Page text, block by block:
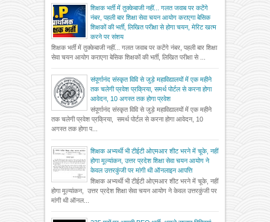
शिक्षक भर्ती में तुक्केबाजी नहीं... गलत जवाब पर कटेंगे
नंबर, पहली बार शिक्षा सेवा चयन आयोग कराएगा बेसिक
शिक्षकों की भर्ती, लिखित परीक्षा से होगा चयन, मेरिट खत्म
करने पर संशय
शिक्षक भर्ती में तुक्केबाजी नहीं... गलत जवाब पर कटेंगे नंबर, पहली बार शिक्षा
सेवा चयन आयोग कराएगा बेसिक शिक्षकों की भर्ती, लिखित परीक्षा से ...
संपूर्णानंद संस्कृत विवि से जुड़े महाविद्यालयों में एक महीने
तक चलेगी प्रवेश प्रक्रिया, समर्थ पोर्टल से करना होगा
आवेदन, 10 अगस्त तक होगा प्रवेश
संपूर्णानंद संस्कृत विवि से जुड़े महाविद्यालयों में एक महीने
तक चलेगी प्रवेश प्रक्रिया, समर्थ पोर्टल से करना होगा आवेदन, 10
अगस्त तक होगा प...
शिक्षक अभ्यर्थी भी टीईटी ओएमआर शीट भरने में चूके, नहीं
होगा मूल्यांकन, उत्तर प्रदेश शिक्षा सेवा चयन आयोग ने
केवल उत्तरकुंजी पर मांगी थी ऑनलाइन आपत्ति
शिक्षक अभ्यर्थी भी टीईटी ओएमआर शीट भरने में चूके, नहीं
होगा मूल्यांकन, उत्तर प्रदेश शिक्षा सेवा चयन आयोग ने केवल उत्तरकुंजी पर
मांगी थी ऑनल...